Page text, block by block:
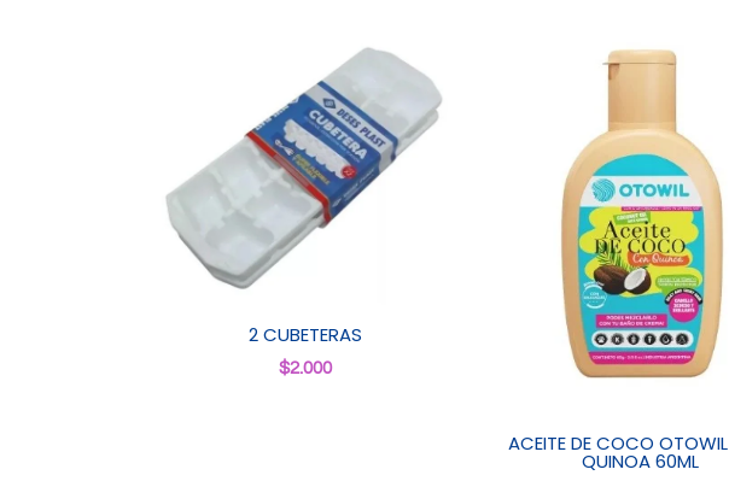
2 CUBETERAS
$2.000
ACEITE DE COCO
QUINOA 60ML